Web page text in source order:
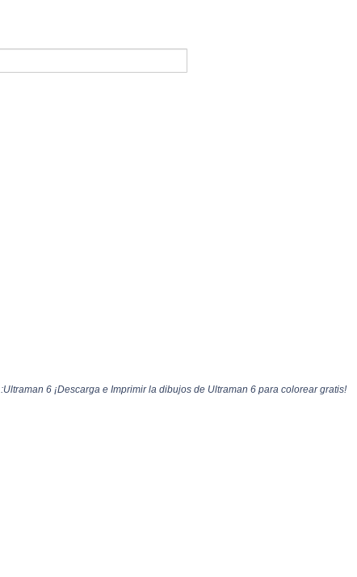
:Ultraman 6 ¡Descarga e Imprimir la dibujos de Ultraman 6 para colorear gratis!